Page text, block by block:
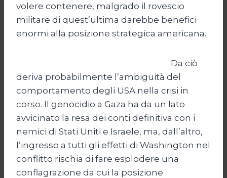
volere contenere, malgrado il rovescio
militare di quest’ultima darebbe benefici
enormi alla posizione strategica americana.
Da ciò
deriva probabilmente l’ambiguità del
comportamento degli USA nella crisi in
corso. Il genocidio a Gaza ha da un lato
avvicinato la resa dei conti definitiva con i
nemici di Stati Uniti e Israele, ma, dall’altro,
l’ingresso a tutti gli effetti di Washington nel
conflitto rischia di fare esplodere una
conflagrazione da cui la posizione